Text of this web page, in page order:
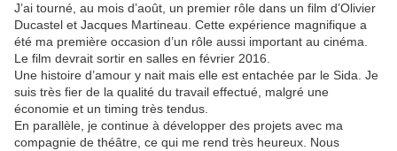
J’ai tourné, au mois d’août, un premier rôle dans un film d’Olivier
Ducastel et Jacques Martineau. Cette expérience magnifique a
été ma première occasion d’un rôle aussi important au cinéma.
Le film devrait sortir en salles en février 2016.
Une histoire d’amour y nait mais elle est entachée par le Sida. Je
suis très fier de la qualité du travail effectué, malgré une
économie et un timing très tendus.
En parallèle, je continue à développer des projets avec ma
compagnie de théâtre, ce qui me rend très heureux. Nous